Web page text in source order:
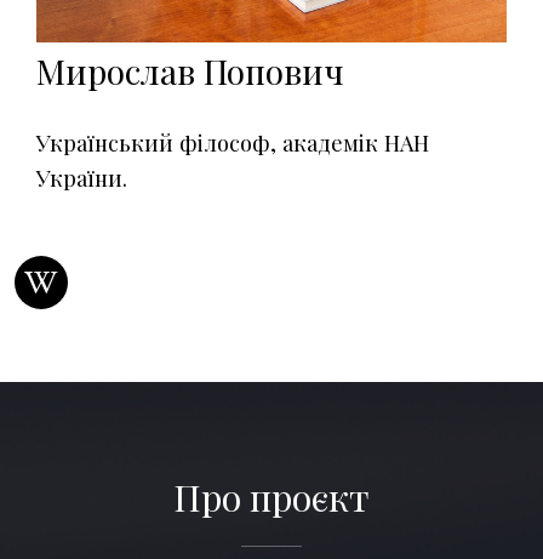
Мирослав Попович
Український філософ, академік НАН
України.
Про проєкт